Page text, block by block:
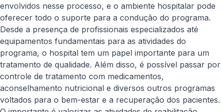
envolvidos nesse processo, e o ambiente hospitalar pode
oferecer todo o suporte para a condução do programa.
Desde a presença de profissionais especializados até
equipamentos fundamentais para as atividades do
programa, o hospital tem um papel importante para um
tratamento de qualidade. Além disso, é possível passar por
controle de tratamento com medicamentos,
aconselhamento nutricional e diversos outros programas
voltados para o bem-estar e a recuperação dos pacientes.